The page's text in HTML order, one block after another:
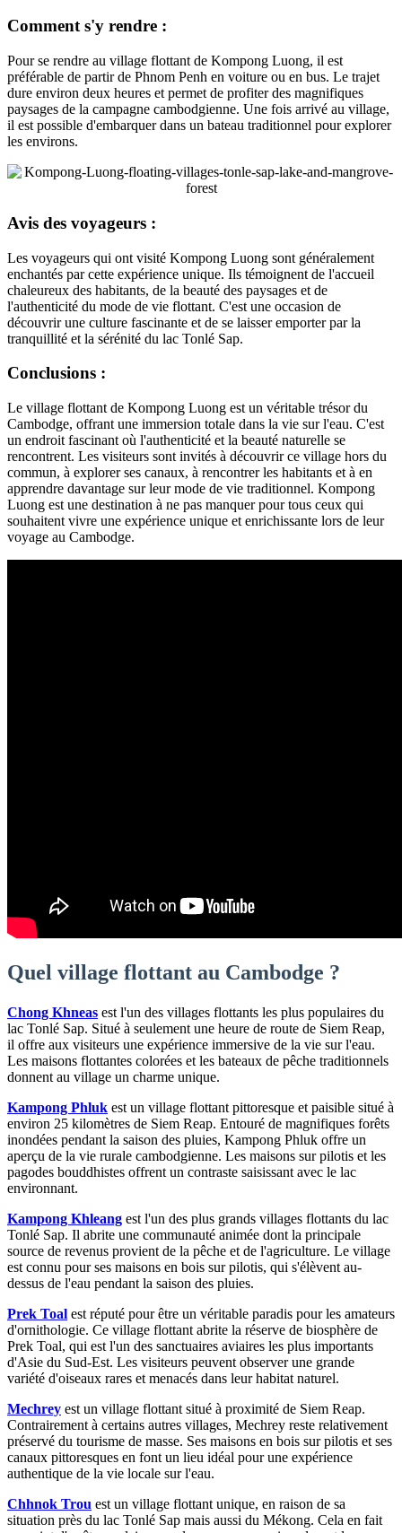
Comment s'y rendre :
Pour se rendre au village flottant de Kompong Luong, il est
préférable de partir de Phnom Penh en voiture ou en bus. Le trajet
dure environ deux heures et permet de profiter des magnifiques
paysages de la campagne cambodgienne. Une fois arrivé au village,
il est possible d'embarquer dans un bateau traditionnel pour explorer
les environs.
Avis des voyageurs :
Les voyageurs qui ont visité Kompong Luong sont généralement
enchantés par cette expérience unique. Ils témoignent de l'accueil
chaleureux des habitants, de la beauté des paysages et de
l'authenticité du mode de vie flottant. C'est une occasion de
découvrir une culture fascinante et de se laisser emporter par la
tranquillité et la sérénité du lac Tonlé Sap.
Conclusions :
Le village flottant de Kompong Luong est un véritable trésor du
Cambodge, offrant une immersion totale dans la vie sur l'eau. C'est
un endroit fascinant où l'authenticité et la beauté naturelle se
rencontrent. Les visiteurs sont invités à découvrir ce village hors du
commun, à explorer ses canaux, à rencontrer les habitants et à en
apprendre davantage sur leur mode de vie traditionnel. Kompong
Luong est une destination à ne pas manquer pour tous ceux qui
souhaitent vivre une expérience unique et enrichissante lors de leur
voyage au Cambodge.
Quel village flottant au Cambodge ?
Chong Khneas est l'un des villages flottants les plus populaires du
lac Tonlé Sap. Situé à seulement une heure de route de Siem Reap,
il offre aux visiteurs une expérience immersive de la vie sur l'eau.
Les maisons flottantes colorées et les bateaux de pêche traditionnels
donnent au village un charme unique.
Kampong Phluk est un village flottant pittoresque et paisible situé à
environ 25 kilomètres de Siem Reap. Entouré de magnifiques forêts
inondées pendant la saison des pluies, Kampong Phluk offre un
aperçu de la vie rurale cambodgienne. Les maisons sur pilotis et les
pagodes bouddhistes offrent un contraste saisissant avec le lac
environnant.
Kampong Khleang est l'un des plus grands villages flottants du lac
Tonlé Sap. Il abrite une communauté animée dont la principale
source de revenus provient de la pêche et de l'agriculture. Le village
est connu pour ses maisons en bois sur pilotis, qui s'élèvent au-
dessus de l'eau pendant la saison des pluies.
Prek Toal est réputé pour être un véritable paradis pour les amateurs
d'ornithologie. Ce village flottant abrite la réserve de biosphère de
Prek Toal, qui est l'un des sanctuaires aviaires les plus importants
d'Asie du Sud-Est. Les visiteurs peuvent observer une grande
variété d'oiseaux rares et menacés dans leur habitat naturel.
Mechrey est un village flottant situé à proximité de Siem Reap.
Contrairement à certains autres villages, Mechrey reste relativement
préservé du tourisme de masse. Ses maisons en bois sur pilotis et ses
canaux pittoresques en font un lieu idéal pour une expérience
authentique de la vie locale sur l'eau.
Chhnok Trou est un village flottant unique, en raison de sa
situation près du lac Tonlé Sap mais aussi du Mékong. Cela en fait